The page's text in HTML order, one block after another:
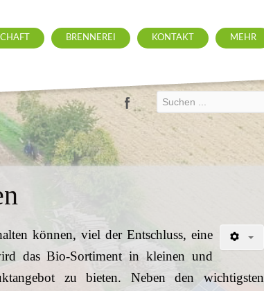
BRENNEREI KONTAKT MEHR
können, viel der Entschluss, eine
das Bio-Sortiment in kleinen und
zu bieten. Neben den wichtigsten